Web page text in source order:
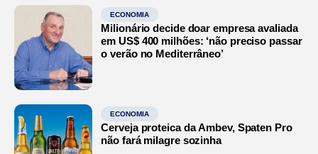
ECONOMIA
Milionário decide doar empresa avaliada
em US$ 400 milhões: ‘não preciso passar
o verão no Mediterrâneo’
ECONOMIA
Cerveja proteica da Ambev, Spaten Pro
não fará milagre sozinha